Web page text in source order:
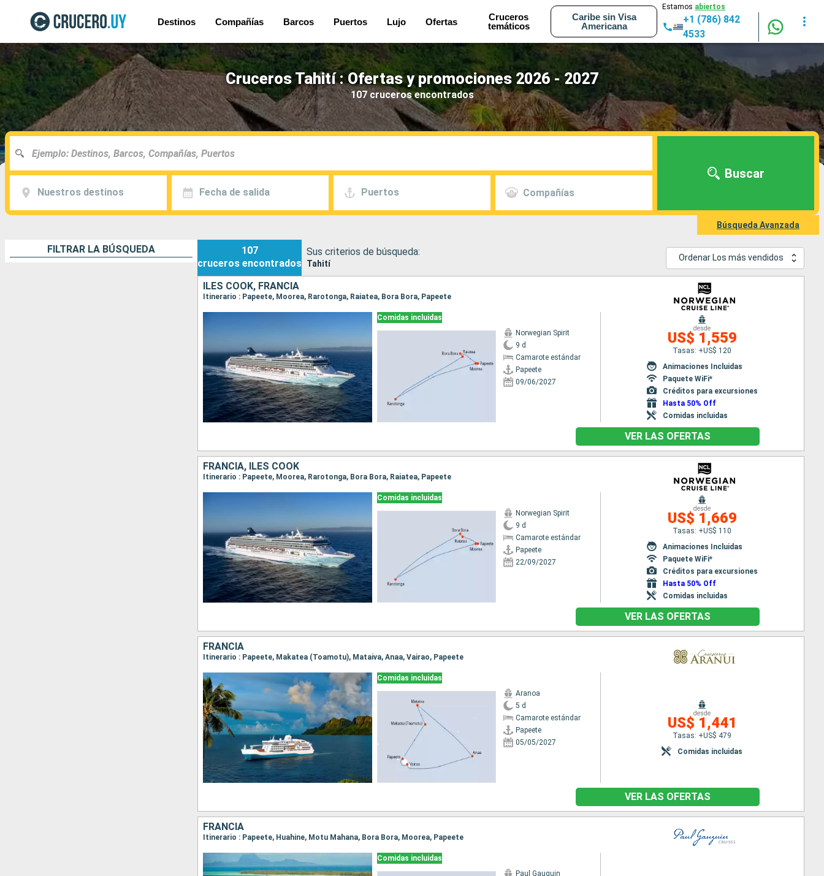
Destinos Compañías Barcos Puertos Lujo Ofertas
Cruceros
temáticos
Caribe sin Visa
Americana
Estamos abiertos
+1 (786) 842
4533
Cruceros Tahití : Ofertas y promociones 2026 - 2027
107 cruceros encontrados
Nuestros destinos Fecha de salida Puertos Compañías
Buscar
Búsqueda Avanzada
FILTRAR LA BÚSQUEDA
107
cruceros encontrados
Sus criterios de búsqueda:
Tahití
Ordenar Los más vendidos
ILES COOK, FRANCIA
Itinerario : Papeete, Moorea, Rarotonga, Raiatea, Bora Bora, Papeete
Comidas incluidas
Norwegian Spirit
9 d
Camarote estándar
Papeete
09/06/2027
desde
US$ 1,559
Tasas: +US$ 120
Animaciones Incluidas
Paquete WiFi*
Créditos para excursiones
Hasta 50% Off
Comidas incluidas
VER LAS OFERTAS
FRANCIA, ILES COOK
Itinerario : Papeete, Moorea, Rarotonga, Bora Bora, Raiatea, Papeete
Comidas incluidas
Norwegian Spirit
9 d
Camarote estándar
Papeete
22/09/2027
desde
US$ 1,669
Tasas: +US$ 110
Animaciones Incluidas
Paquete WiFi*
Créditos para excursiones
Hasta 50% Off
Comidas incluidas
VER LAS OFERTAS
FRANCIA
Itinerario : Papeete, Makatea (Toamotu), Mataiva, Anaa, Vairao, Papeete
Comidas incluidas
Aranoa
5 d
Camarote estándar
Papeete
05/05/2027
desde
US$ 1,441
Tasas: +US$ 479
Comidas incluidas
VER LAS OFERTAS
FRANCIA
Itinerario : Papeete, Huahine, Motu Mahana, Bora Bora, Moorea, Papeete
Comidas incluidas
Paul Gauguin